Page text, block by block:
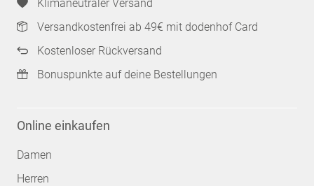
Klimaneutraler Versand
Versandkostenfrei ab 49€ mit dodenhof Card
Kostenloser Rückversand
Bonuspunkte auf deine Bestellungen
Online einkaufen
Damen
Herren